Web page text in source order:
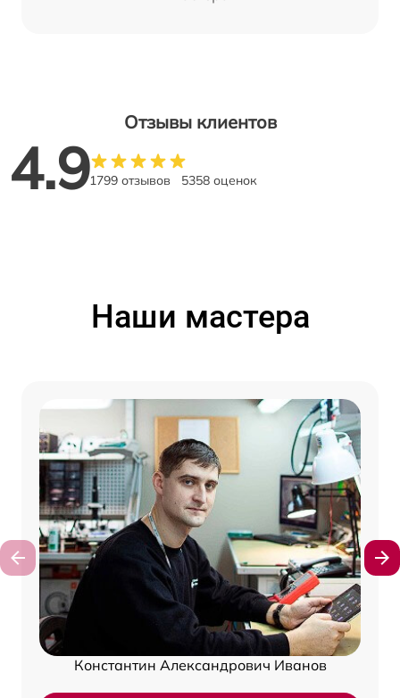
Отзывы клиентов
4.91799 отзывов 5358 оценок
Наши мастера
Константин Александрович Иванов